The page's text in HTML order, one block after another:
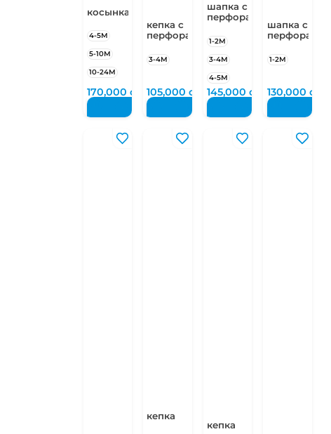
косынка
4-5М
5-10М
10-24М
170,000 сум
кепка с
перфорацией
3-4М
105,000сум
шапка с
перфорацией
1-2М
3-4М
4-5М
145,000сум
шапка с
перфорацией
1-2М
130,000 сум
кепка
кепка